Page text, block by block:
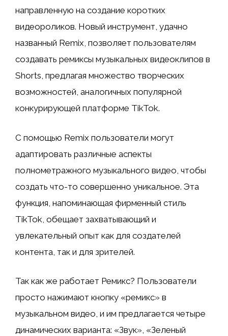
направленную на создание коротких
видеороликов. Новый инструмент, удачно
названный Remix, позволяет пользователям
создавать ремиксы музыкальных видеоклипов в
Shorts, предлагая множество творческих
возможностей, аналогичных популярной
конкурирующей платформе TikTok.
С помощью Remix пользователи могут
адаптировать различные аспекты
полнометражного музыкального видео, чтобы
создать что-то совершенно уникальное. Эта
функция, напоминающая фирменный стиль
TikTok, обещает захватывающий и
увлекательный опыт как для создателей
контента, так и для зрителей.
Так как же работает Ремикс? Пользователи
просто нажимают кнопку «ремикс» в
музыкальном видео, и им предлагается четыре
динамических варианта: «Звук», «Зеленый